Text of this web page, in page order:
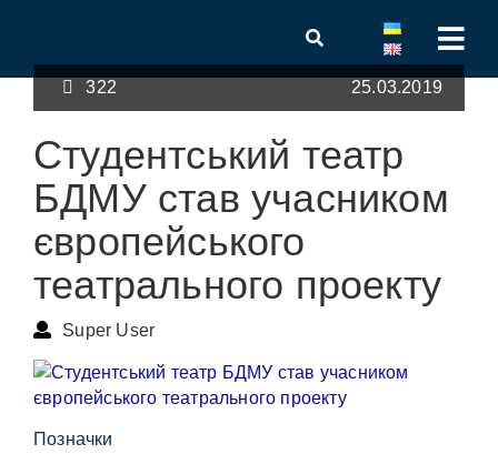
322 25.03.2019
Студентський театр
БДМУ став учасником
європейського
театрального проекту
Super User
Позначки